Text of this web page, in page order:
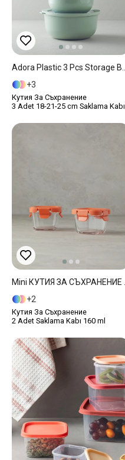
3
Кутия За Съхранение
3 Adet 18-21-25 cm Saklama Kabı
2
Кутия За Съхранение
2 Adet Saklama Kabı 160 ml